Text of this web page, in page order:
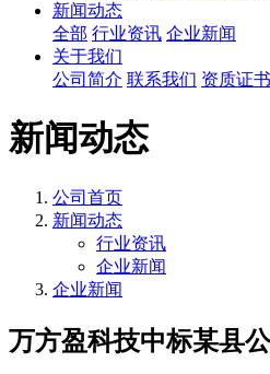
新闻动态
全部 行业资讯 企业新闻
关于我们
公司简介 联系我们 资质证书
新闻动态
公司首页
新闻动态
行业资讯
企业新闻
企业新闻
万方盈科技中标某县